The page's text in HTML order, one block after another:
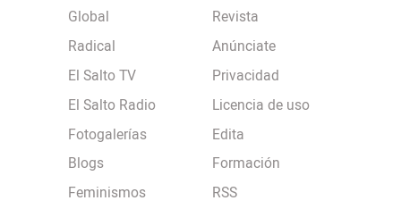
Global
Radical
El Salto TV
El Salto Radio
Fotogalerías
Blogs
Feminismos
Revista
Anúnciate
Privacidad
Licencia de uso
Edita
Formación
RSS